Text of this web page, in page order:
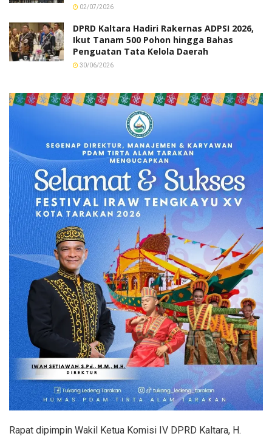
02/07/2026
DPRD Kaltara Hadiri Rakernas ADPSI 2026,
Ikut Tanam 500 Pohon hingga Bahas
Penguatan Tata Kelola Daerah
30/06/2026
Rapat dipimpin Wakil Ketua Komisi IV DPRD Kaltara, H.